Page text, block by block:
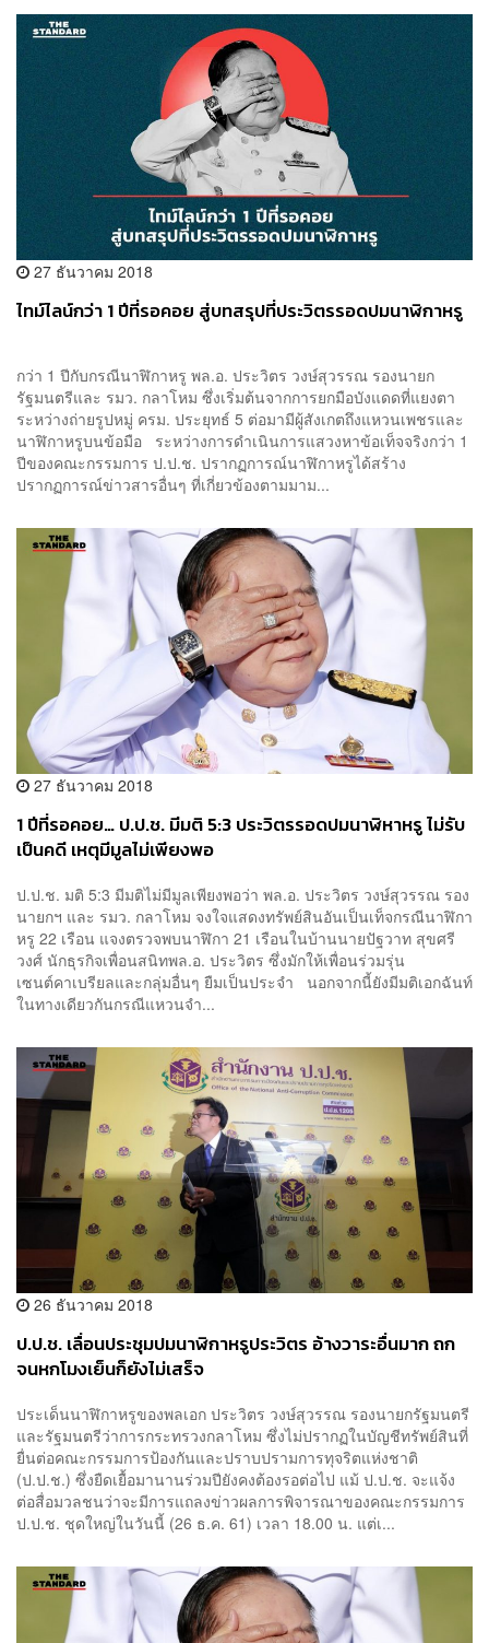
27 ธันวาคม 2018
ไทม์ไลน์กว่า 1 ปีที่รอคอย สู่บทสรุปที่ประวิตรรอดปมนาฬิกาหรู
กว่า 1 ปีกับกรณีนาฬิกาหรู พล.อ. ประวิตร วงษ์สุวรรณ รองนายก
รัฐมนตรีและ รมว. กลาโหม ซึ่งเริ่มต้นจากการยกมือบังแดดที่แยงตา
ระหว่างถ่ายรูปหมู่ ครม. ประยุทธ์ 5 ต่อมามีผู้สังเกตถึงแหวนเพชรและ
นาฬิกาหรูบนข้อมือ ระหว่างการดำเนินการแสวงหาข้อเท็จจริงกว่า 1
ปีของคณะกรรมการ ป.ป.ช. ปรากฏการณ์นาฬิกาหรูได้สร้าง
ปรากฏการณ์ข่าวสารอื่นๆ ที่เกี่ยวข้องตามมาม...
27 ธันวาคม 2018
1 ปีที่รอคอย… ป.ป.ช. มีมติ 5:3 ประวิตรรอดปมนาฬิหาหรู ไม่รับ
เป็นคดี เหตุมีมูลไม่เพียงพอ
ป.ป.ช. มติ 5:3 มีมติไม่มีมูลเพียงพอว่า พล.อ.​ ประวิตร วงษ์สุวรรณ รอง
นายกฯ และ รมว. กลาโหม จงใจแสดงทรัพย์สินอันเป็นเท็จกรณีนาฬิกา
หรู 22 เรือน แจงตรวจพบนาฬิกา 21 เรือนในบ้านนายปัฐวาท สุขศรี
วงศ์ นักธุรกิจเพื่อนสนิทพล.อ. ประวิตร ซึ่งมักให้เพื่อนร่วมรุ่น
เซนต์คาเบรียลและกลุ่มอื่นๆ ยืมเป็นประจำ นอกจากนี้ยังมีมติเอกฉันท์
ในทางเดียวกันกรณีแหวนจำ...
26 ธันวาคม 2018
ป.ป.ช. เลื่อนประชุมปมนาฬิกาหรูประวิตร อ้างวาระอื่นมาก ถก
จนหกโมงเย็นก็ยังไม่เสร็จ
ประเด็นนาฬิกาหรูของพลเอก ประวิตร วงษ์สุวรรณ รองนายกรัฐมนตรี
และรัฐมนตรีว่าการกระทรวงกลาโหม ซึ่งไม่ปรากฏในบัญชีทรัพย์สินที่
ยื่นต่อคณะกรรมการป้องกันและปราบปรามการทุจริตแห่งชาติ
(ป.ป.ช.) ซึ่งยืดเยื้อมานานร่วมปียังคงต้องรอต่อไป แม้ ป.ป.ช. จะแจ้ง
ต่อสื่อมวลชนว่าจะมีการแถลงข่าวผลการพิจารณาของคณะกรรมการ
ป.ป.ช. ชุดใหญ่ในวันนี้ (26 ธ.ค. 61) เวลา 18.00 น. แต่เ...